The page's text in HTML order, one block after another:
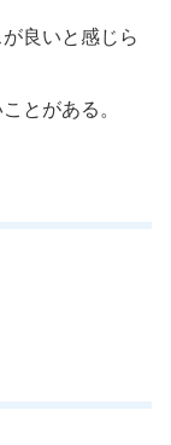
良いと感じら
とがある。